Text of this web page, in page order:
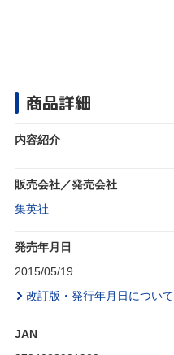
商品詳細
内容紹介
販売会社／発売会社
集英社
発売年月日
2015/05/19
改訂版・発行年月日について
JAN